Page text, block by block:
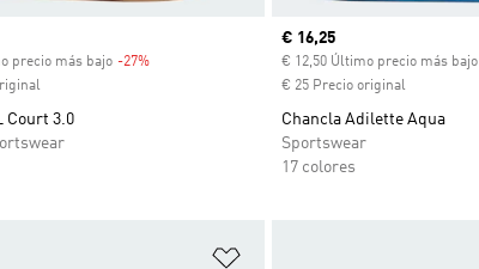
precio más bajo -27%Descuento
Court 3.0
Precio actual
€ 16,25
€ 12,50 Último precio más bajo
€ 25 Precio original
Chancla Adilette Aqua
Sportswear
17 colores